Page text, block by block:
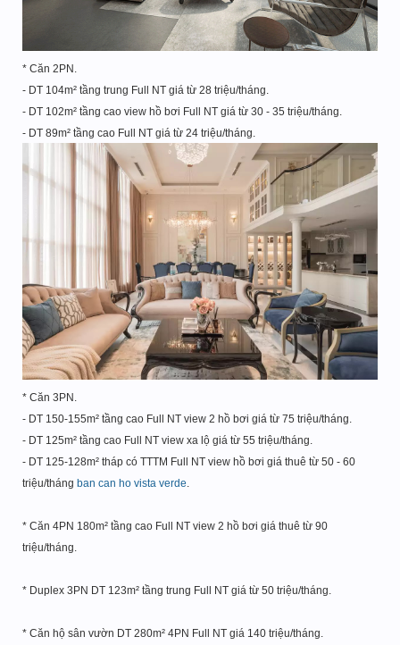
* Căn 2PN.
- DT 104m² tầng trung Full NT giá từ 28 triệu/tháng.
- DT 102m² tầng cao view hồ bơi Full NT giá từ 30 - 35 triệu/tháng.
- DT 89m² tầng cao Full NT giá từ 24 triệu/tháng.
* Căn 3PN.
- DT 150-155m² tầng cao Full NT view 2 hồ bơi giá từ 75 triệu/tháng.
- DT 125m² tầng cao Full NT view xa lộ giá từ 55 triệu/tháng.
- DT 125-128m² tháp có TTTM Full NT view hồ bơi giá thuê từ 50 - 60
triệu/tháng ban can ho vista verde.
* Căn 4PN 180m² tầng cao Full NT view 2 hồ bơi giá thuê từ 90
triệu/tháng.
* Duplex 3PN DT 123m² tầng trung Full NT giá từ 50 triệu/tháng.
* Căn hộ sân vườn DT 280m² 4PN Full NT giá 140 triệu/tháng.